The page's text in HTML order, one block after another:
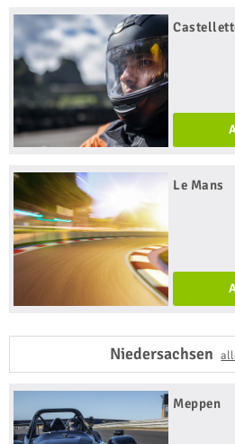
Le Mans
Niedersachsen
Meppen